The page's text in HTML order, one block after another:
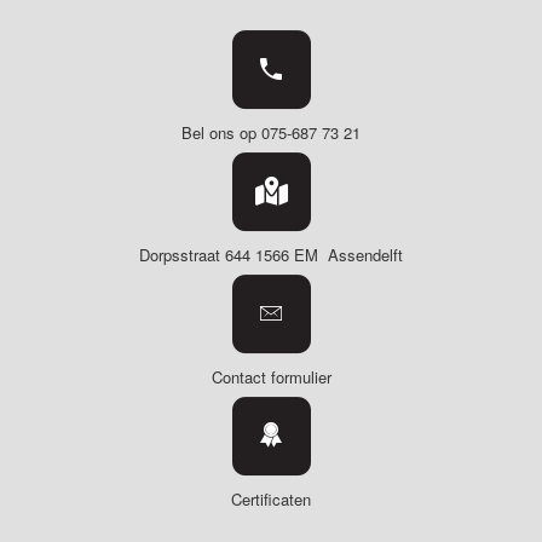
Bel ons op 075-687 73 21
Dorpsstraat 644 1566 EM Assendelft
Contact formulier
Certificaten